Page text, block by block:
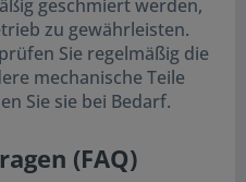
geschmiert werden,
zu gewährleisten.
Sie regelmäßig die
mechanische Teile
Sie sie bei Bedarf.
(FAQ)